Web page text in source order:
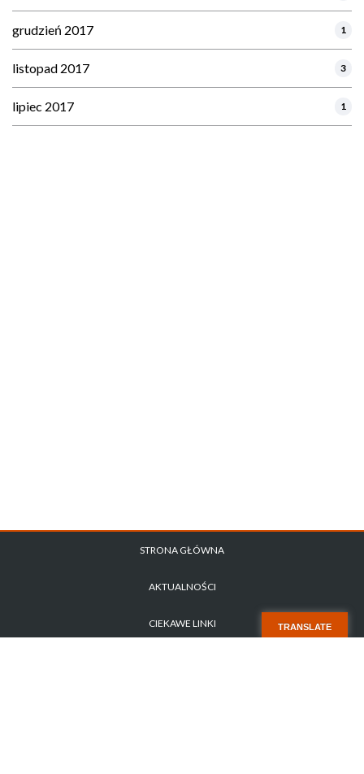
grudzień 2017 1
listopad 2017 3
lipiec 2017 1
TRANSLATE
STRONA GŁÓWNA
AKTUALNOŚCI
CIEKAWE LINKI